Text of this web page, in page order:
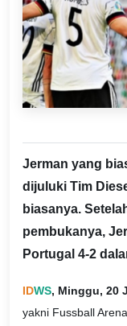
Jerman yang
dijuluki Tim
biasanya.
pembukanya,
Portugal 4-2
IDWS, Minggu, 20
yakni Fussball